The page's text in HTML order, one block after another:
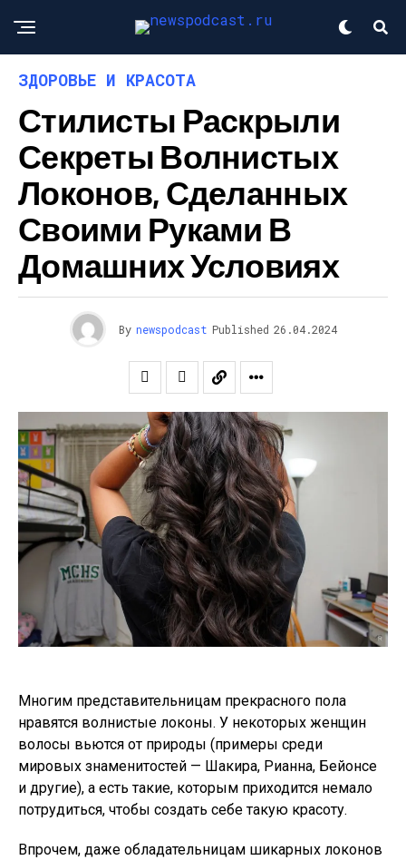
ЗДОРОВЬЕ И КРАСОТА
Стилисты Раскрыли
Секреты Волнистых
Локонов, Сделанных
Своими Руками В
Домашних Условиях
By newspodcast Published 26.04.2024
Многим представительницам прекрасного пола
нравятся волнистые локоны. У некоторых женщин
волосы вьются от природы (примеры среди
мировых знаменитостей — Шакира, Рианна, Бейонсе
и другие), а есть такие, которым приходится немало
потрудиться, чтобы создать себе такую красоту.
Впрочем, даже обладательницам шикарных локонов